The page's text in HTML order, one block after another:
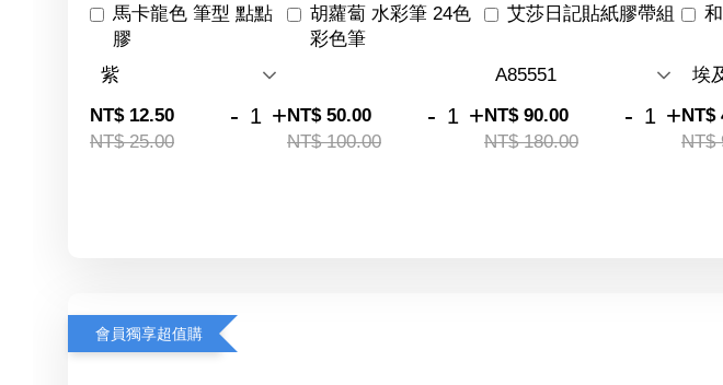
馬卡龍色 筆型 點點
膠
NT$ 12.50
NT$ 25.00
- +
胡蘿蔔 水彩筆 24色
彩色筆
NT$ 50.00
NT$ 100.00
- +
艾莎日記貼紙膠帶組
NT$ 90.00
NT$ 180.00
- +NT$
NT$
會員獨享超值購